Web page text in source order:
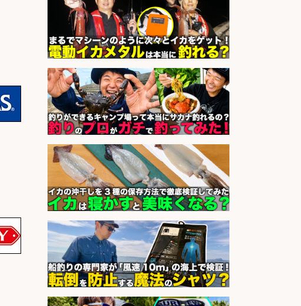
sponsored by 求人ボックス
レジ打ち/日払いOK/おさかなの三枚
おろし/新潟県/小千谷市
会社名 株式会社G&G
sponsored by 求人ボックス
精肉・青果・鮮魚販売/「志布志
市」「時給1,150円〜」志布志市周
辺でお魚のカットや商品の陳列スタ
ッフ/未経験歓迎×残業少なめ×車通
勤OK/鹿児島県/志布志市
会社名 株式会社ホットスタッフ鹿児島
製造「組立・加工」/釣り具部品の
製造企業にてNC旋盤加工機の操作
日勤寮完備
会社名 フジアルテ株式会社